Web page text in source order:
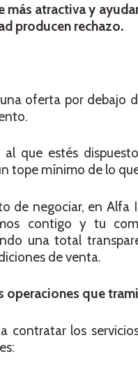
atractiva y
producen rechazo.
oferta por debajo
que estés
tope mínimo de lo
de negociar, en Alfa
contigo y tu
una total
de venta.
operaciones que
contratar los